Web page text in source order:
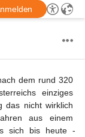
dem rund 320
einziges
das nicht wirklich
aus einem
sich bis heute -